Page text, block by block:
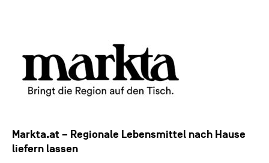
Markta.at – Regionale Lebensmittel nach Hause
liefern lassen